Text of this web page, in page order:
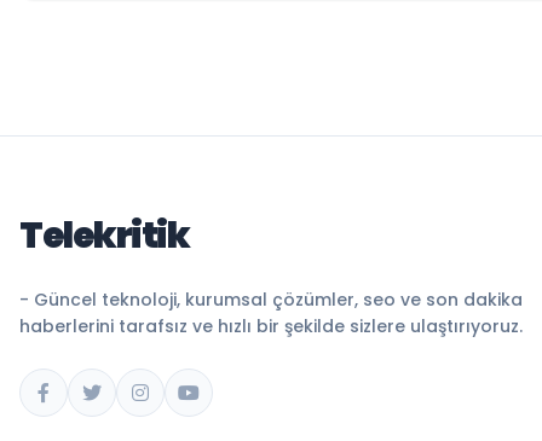
Telekritik
- Güncel teknoloji, kurumsal çözümler, seo ve son dakika
haberlerini tarafsız ve hızlı bir şekilde sizlere ulaştırıyoruz.